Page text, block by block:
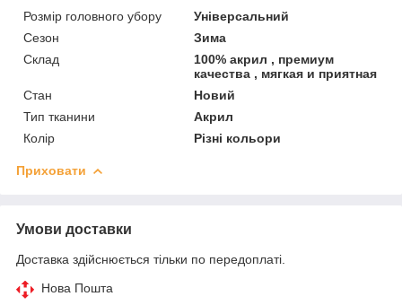
Розмір головного убору
Універсальний
Сезон
Зима
Склад
100% акрил , премиум
качества , мягкая и приятная
Стан
Новий
Тип тканини
Акрил
Колір
Різні кольори
Приховати
Умови доставки
Доставка здійснюється тільки по передоплаті.
Нова Пошта